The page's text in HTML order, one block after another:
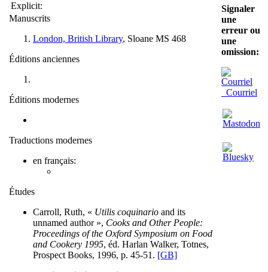
Explicit:
Manuscrits
London, British Library, Sloane MS 468
Éditions anciennes
Éditions modernes
Traductions modernes
en français:
Études
Carroll, Ruth, « Utilis coquinario and its
unnamed author », Cooks and Other People:
Proceedings of the Oxford Symposium on Food
and Cookery 1995, éd. Harlan Walker, Totnes,
Prospect Books, 1996, p. 45-51. [GB]
Signaler
une
erreur ou
une
omission:
Courriel